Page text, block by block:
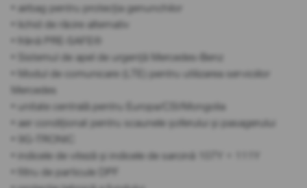
• airbag pentru protecția genunchilor
• lichid de răcire alternativ
• frână PRE-SAFE®
• Sistemul de apel de urgență Mercedes-Benz
• Modul de comunicare (LTE) pentru utilizarea serviciilor
Mercedes
• unitate centrală pentru Europa/CSI/Mongolia
• aer condiționat pentru scaunele șoferului și pasagerului
• 9G-TRONIC
• indicele de viteză și indicele de sarcină 107Y + 111Y
• filtru de particule DPF